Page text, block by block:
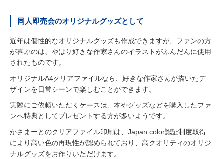
同人即売会のオリジナルグッズとして
近年は個性的なオリジナルグッズも作成できますが、ファンの方
が喜ぶのは、やはり好きな作家さんのイラストがふんだんに使用
されたものです。
オリジナルA4クリアファイルなら、好きな作家さんが描いたデ
ザインを日常シーンで楽しむことができます。
実際にご依頼いただくケースは、本やグッズなどを購入したファ
ンへ特典としてプレゼントする方が多いようです。
かさまーとのクリアファイル印刷は、Japan color認証制度取得
により高い色の再現性が認められており、高クオリティのオリジ
ナルグッズをお作りいただけます。